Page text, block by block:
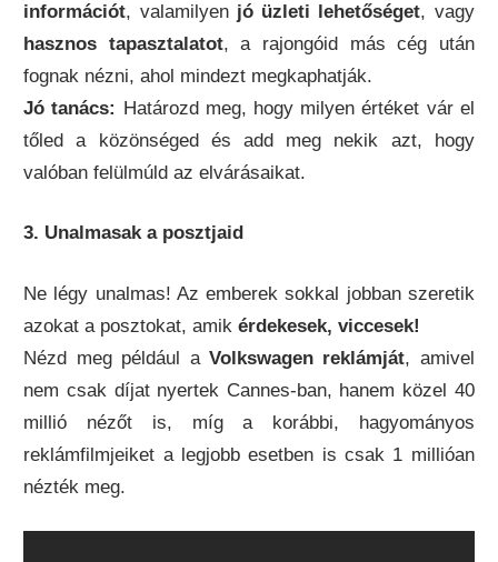
információt, valamilyen jó üzleti lehetőséget, vagy
hasznos tapasztalatot, a rajongóid más cég után
fognak nézni, ahol mindezt megkaphatják.
Jó tanács: Határozd meg, hogy milyen értéket vár el
tőled a közönséged és add meg nekik azt, hogy
valóban felülmúld az elvárásaikat.
3. Unalmasak a posztjaid
Ne légy unalmas! Az emberek sokkal jobban szeretik
azokat a posztokat, amikérdekesek, viccesek!
Nézd meg például a Volkswagen reklámját, amivel
nem csak díjat nyertek Cannes-ban, hanem közel 40
millió nézőt is, míg a korábbi, hagyományos
reklámfilmjeiket a legjobb esetben is csak 1 millióan
nézték meg.